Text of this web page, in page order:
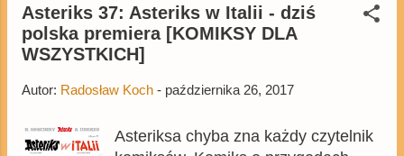
Fabrycy Mieczysława Fijała.
Asteriks 37: Asteriks w Italii - dziś
polska premiera [KOMIKSY DLA
WSZYSTKICH]
Autor: Radosław Koch - października 26, 2017
Asteriksa chyba zna każdy czytelnik